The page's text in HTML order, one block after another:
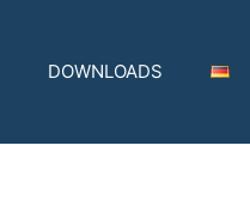
DOWNLOADS